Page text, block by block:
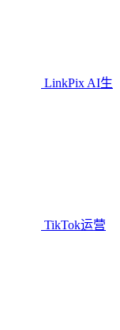
LinkPix AI生
TikTok运营